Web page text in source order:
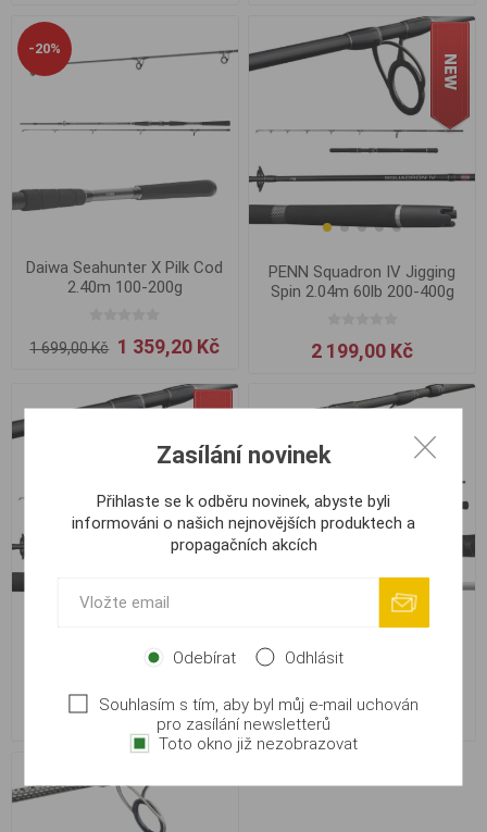
-20%
Daiwa Seahunter X Pilk Cod
2.40m 100-200g
1 699,00 Kč 1 359,20 Kč
PENN Squadron IV Jigging
Spin 2.04m 60lb 200-400g
2 199,00 Kč
Spin 2.04m 80lb 300-600g
2 349,00 Kč
1.83m 210g
2 949,00 Kč
Zasílání novinek
Přihlaste se k odběru novinek, abyste byli
informováni o našich nejnovějších produktech a
propagačních akcích
Odebírat Odhlásit
Souhlasím s tím, aby byl můj e-mail uchován
pro zasílání newsletterů
Toto okno již nezobrazovat